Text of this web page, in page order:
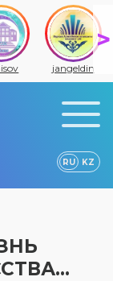
jangeldin
RU KZ